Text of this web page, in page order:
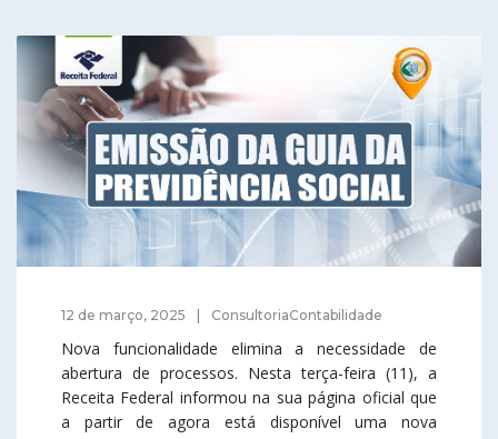
12 de março, 2025 ConsultoriaContabilidade
Nova funcionalidade elimina a necessidade de
abertura de processos. Nesta terça-feira (11), a
Receita Federal informou na sua página oficial que
a partir de agora está disponível uma nova